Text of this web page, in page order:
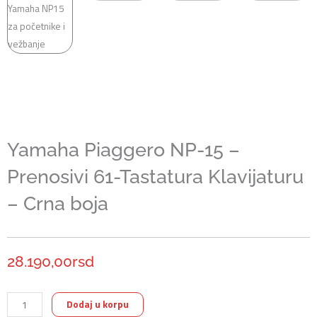
Yamaha Piaggero NP-15 –
Prenosivi 61-Tastatura Klavijaturu
– Crna boja
28.190,00rsd
Yamaha
Dodaj u korpu